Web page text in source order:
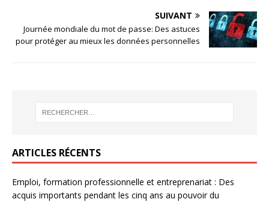
SUIVANT
Journée mondiale du mot de passe: Des astuces
pour protéger au mieux les données personnelles
ARTICLES RÉCENTS
Emploi, formation professionnelle et entreprenariat : Des
acquis importants pendant les cinq ans au pouvoir du